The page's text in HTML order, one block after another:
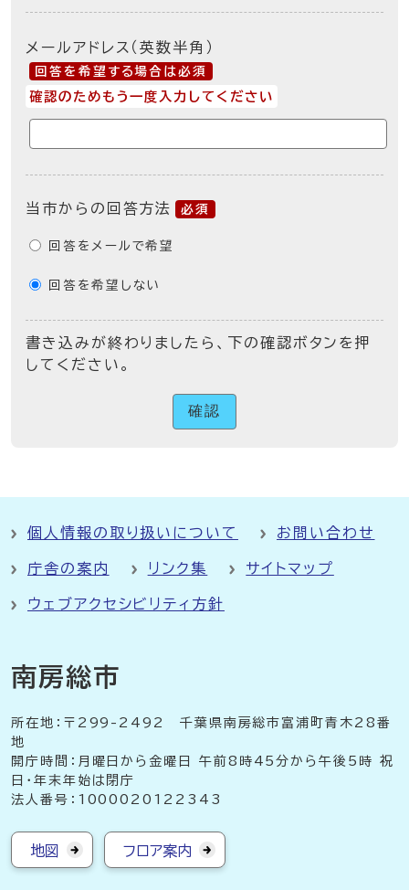
メールアドレス（英数半角）
回答を希望する場合は必須
確認のためもう一度入力してください
当市からの回答方法 必須
回答をメールで希望
回答を希望しない
書き込みが終わりましたら、下の確認ボタンを押
してください。
確認
個人情報の取り扱いについて お問い合わせ
庁舎の案内 リンク集 サイトマップ
ウェブアクセシビリティ方針
南房総市
所在地：〒299-2492 千葉県南房総市富浦町青木28番
地
開庁時間：月曜日から金曜日 午前8時45分から午後5時 祝
日・年末年始は閉庁
法人番号：1000020122343
地図 フロア案内